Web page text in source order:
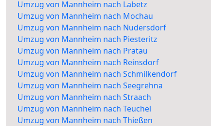
Umzug von Mannheim nach Labetz
Umzug von Mannheim nach Mochau
Umzug von Mannheim nach Nudersdorf
Umzug von Mannheim nach Piesteritz
Umzug von Mannheim nach Pratau
Umzug von Mannheim nach Reinsdorf
Umzug von Mannheim nach Schmilkendorf
Umzug von Mannheim nach Seegrehna
Umzug von Mannheim nach Straach
Umzug von Mannheim nach Teuchel
Umzug von Mannheim nach Thießen